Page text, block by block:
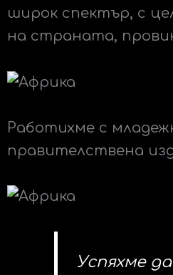
широк спектър, с
на страната,
Работихме с
правителствена
Успяхме